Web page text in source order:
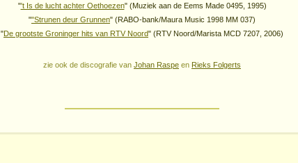
"'t Is de lucht achter Oethoezen" (Muziek aan de Eems Made 0495, 1995)
""Strunen deur Grunnen" (RABO-bank/Maura Music 1998 MM 037)
"De grootste Groninger hits van RTV Noord" (RTV Noord/Marista MCD 7207, 2006)
zie ook de discografie van Johan Raspe en Rieks Folgerts